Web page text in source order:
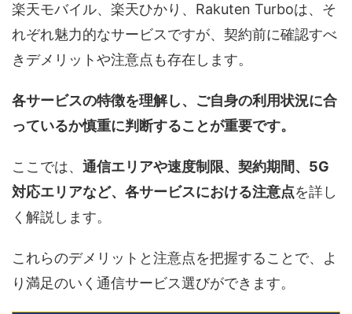
楽天モバイル、楽天ひかり、Rakuten Turboは、そ
れぞれ魅力的なサービスですが、契約前に確認すべ
きデメリットや注意点も存在します。
各サービスの特徴を理解し、ご自身の利用状況に合
っているか慎重に判断することが重要です。
ここでは、 通信エリアや速度制限、契約期間、5G
対応エリアなど、各サービスにおける注意点を詳し
く解説します。
これらのデメリットと注意点を把握することで、よ
り満足のいく通信サービス選びができます。